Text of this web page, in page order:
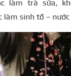
làm trà sữa,
làm sinh tố –